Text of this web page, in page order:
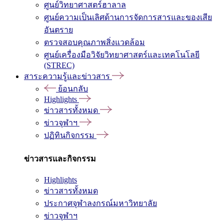
ศูนย์วิทยาศาสตร์ฮาลาล
ศูนย์ความเป็นเลิศด้านการจัดการสารและของเสีย
อันตราย
ตรวจสอบคุณภาพสิ่งแวดล้อม
ศูนย์เครื่องมือวิจัยวิทยาศาสตร์และเทคโนโลยี
(STREC)
สาระความรู้และข่าวสาร
ย้อนกลับ
Highlights
ข่าวสารทั้งหมด
ข่าวจุฬาฯ
ปฏิทินกิจกรรม
ข่าวสารและกิจกรรม
Highlights
ข่าวสารทั้งหมด
ประกาศจุฬาลงกรณ์มหาวิทยาลัย
ข่าวจุฬาฯ